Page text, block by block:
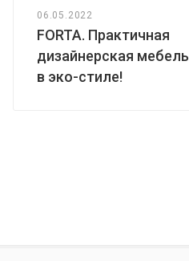
06.05.2022
FORTA. Практичная
дизайнерская мебель
в эко-стиле!